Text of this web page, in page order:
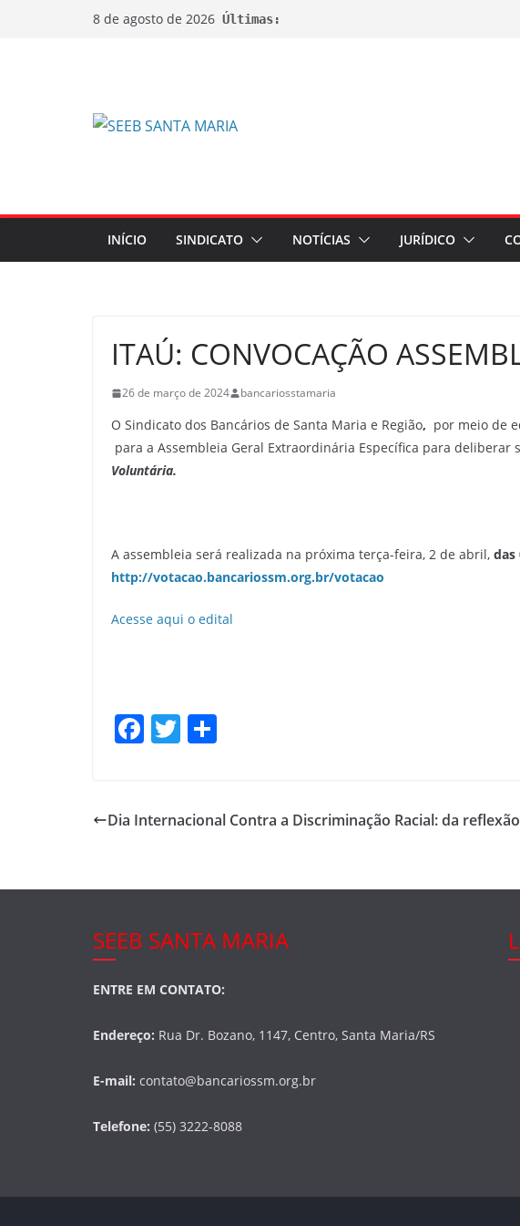
8 de agosto de 2026 Últimas:
INÍCIO SINDICATO NOTÍCIAS JURÍDICO
ITAÚ: CONVOCAÇÃO
26 de março de 2024 bancariosstamaria
O Sindicato dos Bancários de Santa Maria e Região, por meio de
para a Assembleia Geral Extraordinária Específica para deliberar
Voluntária.
A assembleia será realizada na próxima terça-feira, 2 de abril, das
http://votacao.bancariossm.org.br/votacao
Acesse aqui o edital
F
e
k
T
er e
Dia Internacional Contra a Discriminação Racial: da
SEEB SANTA MARIA
ENTRE EM CONTATO:
Endereço: Rua Dr. Bozano, 1147, Centro, Santa Maria/RS
E-mail: contato@bancariossm.org.br
Telefone: (55) 3222-8088